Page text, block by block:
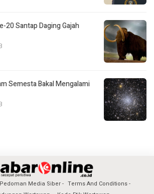
20 Santap Daging Gajah
Semesta Bakal Mengalami
Pedoman Media Siber
Terms And Conditions